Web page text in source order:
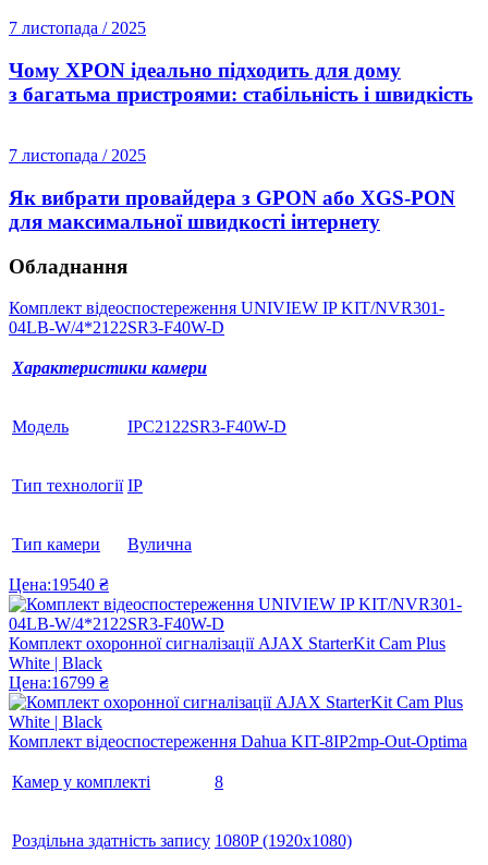
7 листопада / 2025
Чому XPON ідеально підходить для дому
з багатьма пристроями: стабільність і швидкість
7 листопада / 2025
Як вибрати провайдера з GPON або XGS-PON
для максимальної швидкості інтернету
Обладнання
Комплект відеоспостереження UNIVIEW IP KIT/NVR301-
04LB-W/4*2122SR3-F40W-D
Характеристики камери
Модель IPC2122SR3-F40W-D
Тип технології IP
Тип камери Вулична
Цена:19540 ₴
Комплект охоронної сигналізації AJAX StarterKit Cam Plus
White | Black
Цена:16799 ₴
Комплект відеоспостереження Dahua KIT-8IP2mp-Out-Optima
Камер у комплекті 8
Роздільна здатність запису 1080P (1920x1080)